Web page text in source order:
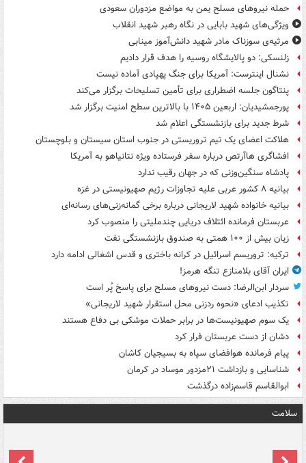
حمله نیروهای مسلح یمن به مواضع مزدوران سعودی
ویژگی‌های شهید بابایی در نگاه رهبر شهید انقلاب
مرثیه‌ی سوزناک مادر شهید دانش‌آموز مینابی
زلنسکی: دو پالایشگاه روسیه را هدف قرار دادیم
نشنال اینترست: آمریکا برای جنگ پهپادی آماده نیست
پنتاگون جلسه اضطراری برای تأمین تسلیحات برگزار می‌کند
پورجمشیدیان: اربعین ۱۴۰۵ با بالاترین سطح امنیت برگزار شد
شرط جدید برای بازنشستگی اعلام شد
هلاکت اعضای یک تیم تروریستی در جنوب استان سیستان و بلوچستان
افشاگری هاآرتص درباره سفر فرستاده ویژه نتانیاهو به آمریکا
پادشاه سنگین‌وزنی که در جهان رقیب ندارد
بیانیه ۸ کشور عربی علیه تجاوزات رژیم صهیونیستی در غزه
بیانیه خانواده شهید لاریجانی درباره برخی گمانه‌زنی‌های رسانه‌ای
عربستان فرمانده ائتلاف دریایی چندملیتی را منصوب کرد
زیان بیش از ۱۰۰ همتی به صندوق‌ بازنشستگی نفت
ترکیه: تروریسم اسرائیل در کرانه باختری و قدس اشغالی ادامه دارد
ایران آقای بلامنازع تنگه هرمز!
سردار ابن‌الرضا: دست نیروهای مسلح برای پاسخ پُر است
تکذیب ادعای «نحوه ردزنی محل استقرار شهید لاریجانی»
یک‌ سوم صهیونیست‌ها در برابر حملات موشکی بی دفاع هستند
دشان از دست عربستان فرار کرد
پیام فرمانده هوافضای سپاه به بسیجیان کاشان
شناسایی و بازداشت ۲۱مزدور موساد در کرمان
ابوالقاسم قاسم‌زاده درگذشت
سلامت